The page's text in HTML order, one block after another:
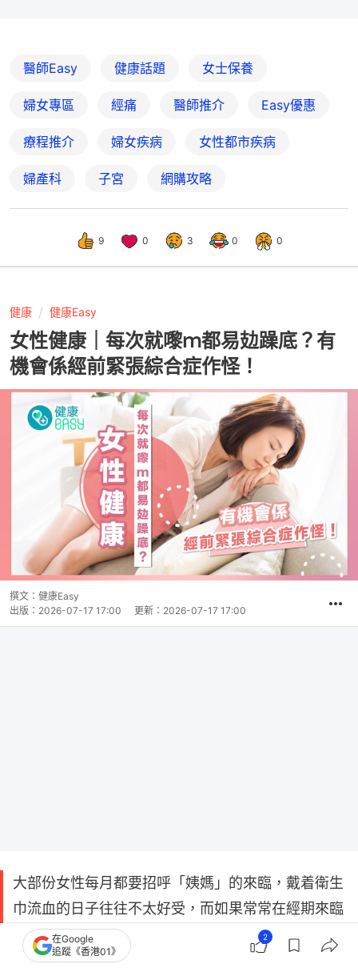
醫師Easy 健康話題 女士保養
婦女專區 經痛 醫師推介 Easy優惠
療程推介 婦女疾病 女性都市疾病
婦產科 子宮 網購攻略
9 0 3 0 0
健康 健康Easy
女性健康｜每次就嚟ｍ都易攰躁底？有
機會係經前緊張綜合症作怪！
撰文： 健康Easy
出版： 2026-07-17 17:00 更新： 2026-07-17 17:00
大部份女性每月都要招呼「姨媽」的來臨，戴着衛生
巾流血的日子往往不太好受，而如果常常在經期來臨
前已經有頭痛又易怒等的症狀的話，其實已有機會患
上經前緊張綜合症。而根據衛生署指出一些本地的調
在Google
追蹤《香港01》
2